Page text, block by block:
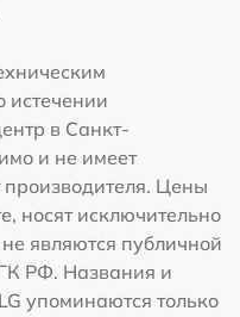
истечении
в Санкт-
и не имеет
Цены
носят исключительно
являются публичной
РФ. Названия и
упоминаются только